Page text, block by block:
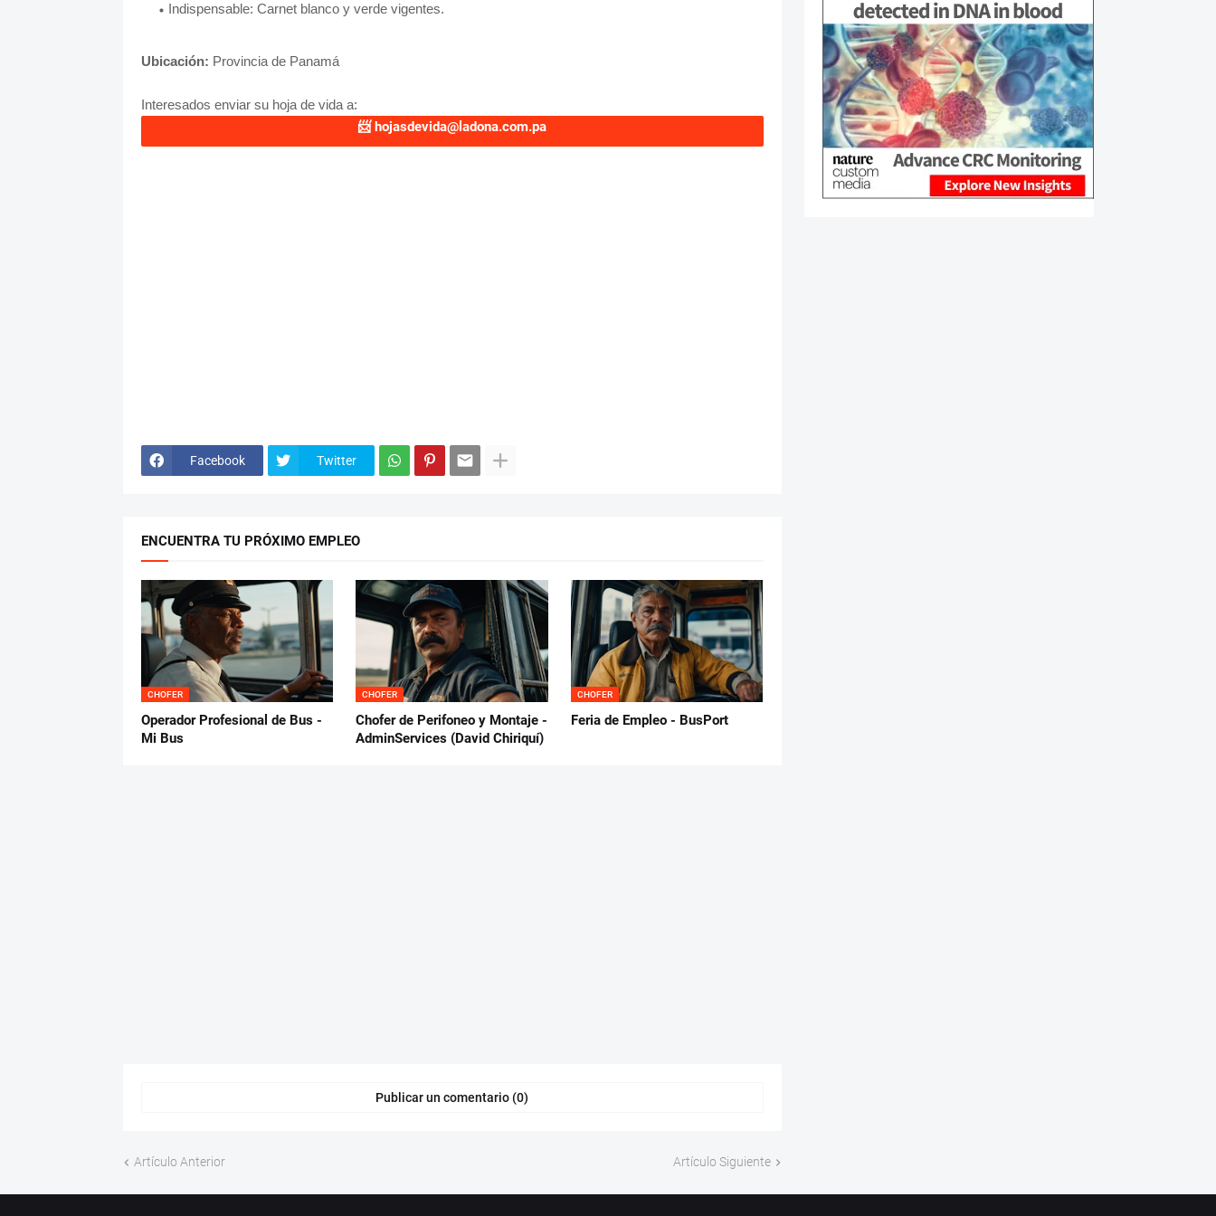
Indispensable: Carnet blanco y verde vigentes.
Ubicación: Provincia de Panamá
Interesados enviar su hoja de vida a:
📨hojasdevida@ladona.com.pa
Facebook Twitter
ENCUENTRA TU PRÓXIMO EMPLEO
CHOFER
Operador Profesional de Bus -
Mi Bus
CHOFER
Chofer de Perifoneo y Montaje -
AdminServices (David Chiriquí)
CHOFER
Feria de Empleo - BusPort
Publicar un comentario (0)
Artículo Anterior Artículo Siguiente